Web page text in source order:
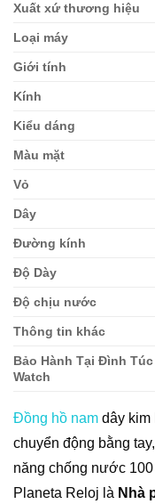
Xuất xứ thương hiệu
Loại máy
Giới tính
Kính
Kiểu dáng
Màu mặt
Vỏ
Dây
Đường kính
Độ Dày
Độ chịu nước
Thông tin khác
Bảo Hành Tại Đình Túc
Watch
Đồng hồ nam dây kim
chuyển động bằng
năng chống nước 100
Planeta Reloj là Nhà